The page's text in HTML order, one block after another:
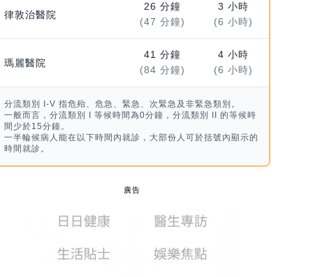
律敦治醫院
26 分鐘
(47 分鐘)
3 小時
(6 小時)
瑪麗醫院
41 分鐘
(84 分鐘)
4 小時
(6 小時)
分流類別 I-V 指危殆、危急、緊急、次緊急及非緊急類別。
一般而言，分流類別 I 等候時間為0分鐘，分流類別 II 的等候時
間少於15分鐘。
一半輪候病人能在以下時間內就診，大部份人可於括號內顯示的
時間就診。
廣告